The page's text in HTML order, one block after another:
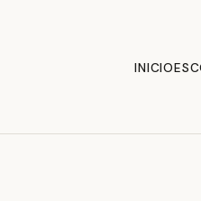
INICIO